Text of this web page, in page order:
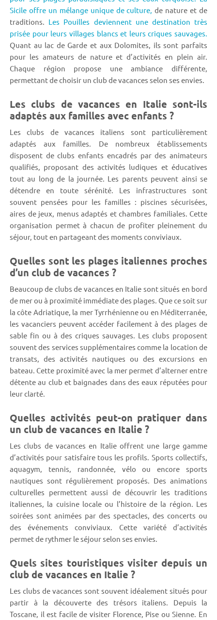
Sicile offre un mélange unique de culture, de nature et de
traditions. Les Pouilles deviennent une destination très
prisée pour leurs villages blancs et leurs criques sauvages.
Quant au lac de Garde et aux Dolomites, ils sont parfaits
pour les amateurs de nature et d’activités en plein air.
Chaque région propose une ambiance différente,
permettant de choisir un club de vacances selon ses envies.
Les clubs de vacances en Italie sont-ils
adaptés aux familles avec enfants ?
Les clubs de vacances italiens sont particulièrement
adaptés aux familles. De nombreux établissements
disposent de clubs enfants encadrés par des animateurs
qualifiés, proposant des activités ludiques et éducatives
tout au long de la journée. Les parents peuvent ainsi se
détendre en toute sérénité. Les infrastructures sont
souvent pensées pour les familles : piscines sécurisées,
aires de jeux, menus adaptés et chambres familiales. Cette
organisation permet à chacun de profiter pleinement du
séjour, tout en partageant des moments conviviaux.
Quelles sont les plages italiennes proches
d’un club de vacances ?
Beaucoup de clubs de vacances en Italie sont situés en bord
de mer ou à proximité immédiate des plages. Que ce soit sur
la côte Adriatique, la mer Tyrrhénienne ou en Méditerranée,
les vacanciers peuvent accéder facilement à des plages de
sable fin ou à des criques sauvages. Les clubs proposent
souvent des services supplémentaires comme la location de
transats, des activités nautiques ou des excursions en
bateau. Cette proximité avec la mer permet d’alterner entre
détente au club et baignades dans des eaux réputées pour
leur clarté.
Quelles activités peut-on pratiquer dans
un club de vacances en Italie ?
Les clubs de vacances en Italie offrent une large gamme
d’activités pour satisfaire tous les profils. Sports collectifs,
aquagym, tennis, randonnée, vélo ou encore sports
nautiques sont régulièrement proposés. Des animations
culturelles permettent aussi de découvrir les traditions
italiennes, la cuisine locale ou l’histoire de la région. Les
soirées sont animées par des spectacles, des concerts ou
des événements conviviaux. Cette variété d’activités
permet de rythmer le séjour selon ses envies.
Quels sites touristiques visiter depuis un
club de vacances en Italie ?
Les clubs de vacances sont souvent idéalement situés pour
partir à la découverte des trésors italiens. Depuis la
Toscane, il est facile de visiter Florence, Pise ou Sienne. En